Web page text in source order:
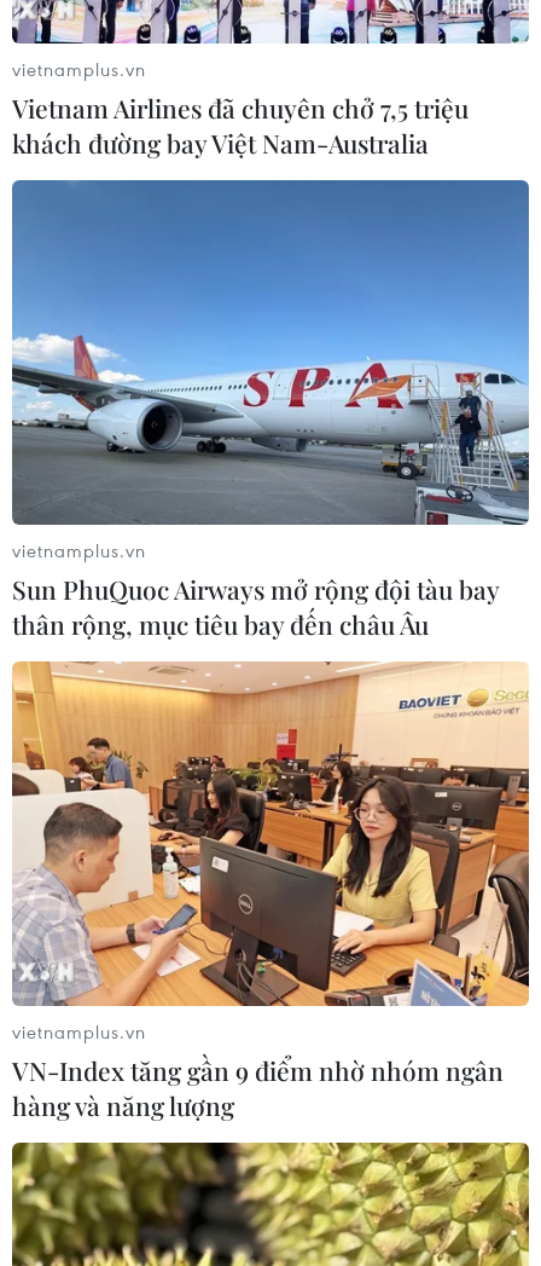
vietnamplus.vn
Vietnam Airlines đã chuyên chở 7,5 triệu
khách đường bay Việt Nam-Australia
vietnamplus.vn
Sun PhuQuoc Airways mở rộng đội tàu bay
thân rộng, mục tiêu bay đến châu Âu
vietnamplus.vn
VN-Index tăng gần 9 điểm nhờ nhóm ngân
hàng và năng lượng